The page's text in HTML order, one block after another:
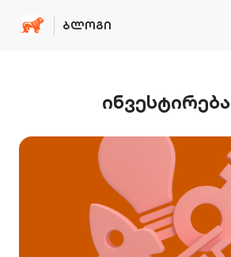
ᲑᲚᲝᲒᲘ
ინვესტირება